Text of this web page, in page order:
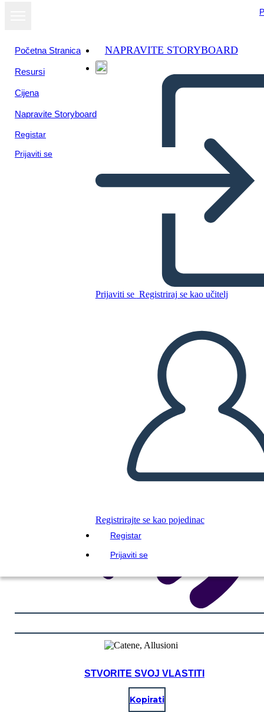
Početna Stranica
Resursi
Cijena
Napravite Storyboard
Registar
Prijaviti se
NAPRAVITE STORYBOARD
Prijaviti se Registriraj se kao učitelj
Registrirajte se kao pojedinac
Registar
Prijaviti se
REPRODUCIRAJ DIJAPROJEKCIJU
ČITAJ MI
STVORITE SVOJ VLASTITI
Kopirati